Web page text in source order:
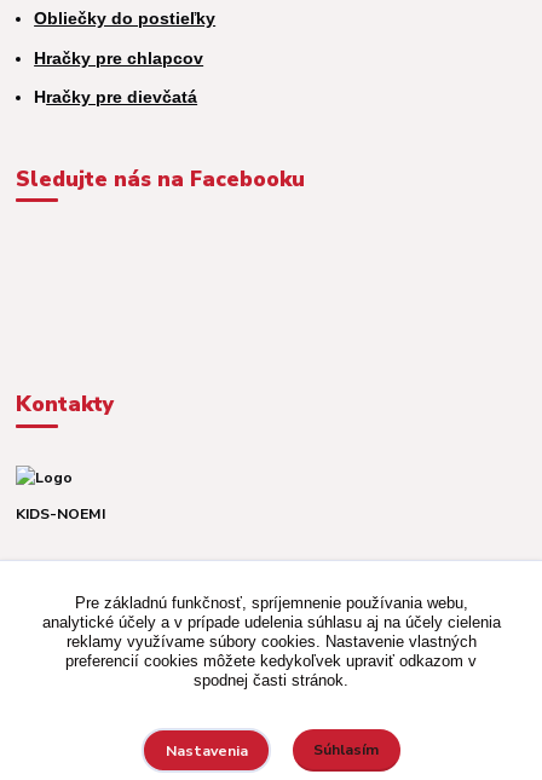
Obliečky do postieľky
Hračky pre chlapcov
Hračky pre dievčatá
Sledujte nás na Facebooku
Kontakty
KIDS-NOEMI
(Po-Pia, 8-16 hod.)
kidsnoemi.shop@gmail.com
Pre základnú funkčnosť, spríjemnenie používania webu,
analytické účely a v prípade udelenia súhlasu aj na účely cielenia
reklamy využívame súbory cookies. Nastavenie vlastných
preferencií cookies môžete kedykoľvek upraviť odkazom v
spodnej časti stránok.
Nastavenia Súhlasím